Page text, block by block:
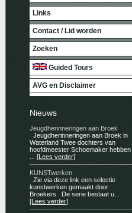
Links
Contact / Lid worden
Zoeken
Guided Tours
AVG en Disclaimer
Nieuws
Jeugdherinneringen aan Broek
Jeugdherinneringen aan Broek in
Waterland Twee dochters van
hoofdmeester Schoemaker hebben
[Lees verder]
KUNSTwerken
Zie via deze link een selectie
kunstwerken gemaakt door
Broekers De serie bestaat u...
[Lees verder]